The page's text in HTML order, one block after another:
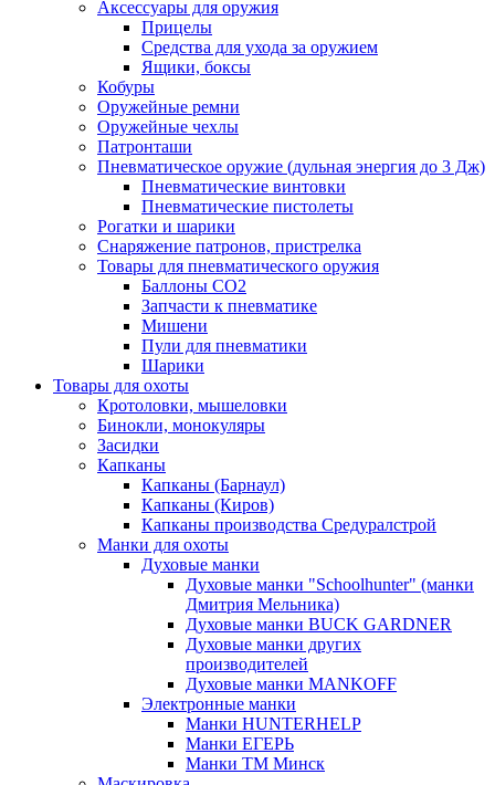
Аксессуары для оружия
Прицелы
Средства для ухода за оружием
Ящики, боксы
Кобуры
Оружейные ремни
Оружейные чехлы
Патронташи
Пневматическое оружие (дульная энергия до 3 Дж)
Пневматические винтовки
Пневматические пистолеты
Рогатки и шарики
Снаряжение патронов, пристрелка
Товары для пневматического оружия
Баллоны СО2
Запчасти к пневматике
Мишени
Пули для пневматики
Шарики
Товары для охоты
Кротоловки, мышеловки
Бинокли, монокуляры
Засидки
Капканы
Капканы (Барнаул)
Капканы (Киров)
Капканы производства Средуралстрой
Манки для охоты
Духовые манки
Духовые манки "Schoolhunter" (манки
Дмитрия Мельника)
Духовые манки BUCK GARDNER
Духовые манки других
производителей
Духовые манки MANKOFF
Электронные манки
Манки HUNTERHELP
Манки ЕГЕРЬ
Манки ТМ Минск